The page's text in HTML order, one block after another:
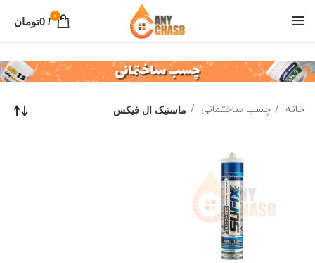
0
/
0تومان
خانه چسب ساختمانی ماستیک ال فیکس